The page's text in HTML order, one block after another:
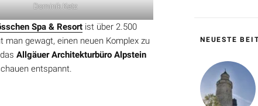
Dominik Ketz
Spa & Resort ist über 2.500
gewagt, einen neuen Komplex zu
Allgäuer Architekturbüro Alpstein
entspannt.
NEUESTE